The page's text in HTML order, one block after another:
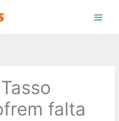
falta